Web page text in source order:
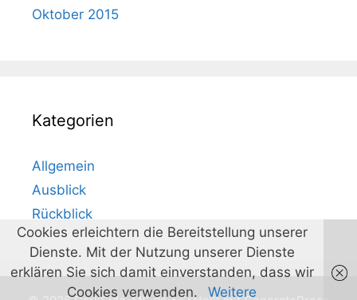
Oktober 2015
Kategorien
Allgemein
Ausblick
Rückblick
Cookies erleichtern die Bereitstellung unserer
Dienste. Mit der Nutzung unserer Dienste
erklären Sie sich damit einverstanden, dass wir
Cookies verwenden.
Weitere